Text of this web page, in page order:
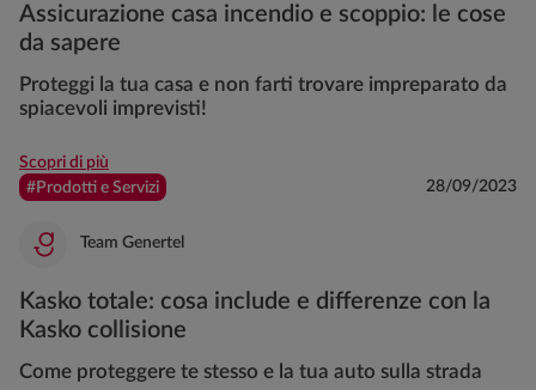
Assicurazione casa incendio e scoppio: le cose
da sapere
Proteggi la tua casa e non farti trovare impreparato da
spiacevoli imprevisti!
Scopri di più
#Prodotti e Servizi
28/09/2023
Team Genertel
Kasko totale: cosa include e differenze con la
Kasko collisione
Come proteggere te stesso e la tua auto sulla strada